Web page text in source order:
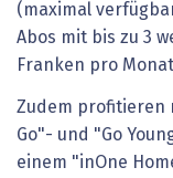
(maximal
Abos mit bis zu 3
Franken pro
Zudem profitieren
Go"- und "Go
einem "inOne